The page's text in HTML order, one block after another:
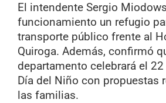
El intendente Sergio
funcionamiento un refugio
transporte público frente al
Quiroga. Además, confirmó
departamento celebrará el
Día del Niño con propuestas
las familias.